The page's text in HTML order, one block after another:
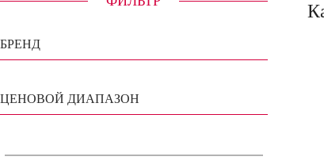
БРЕНД
ЦЕНОВОЙ ДИАПАЗОН